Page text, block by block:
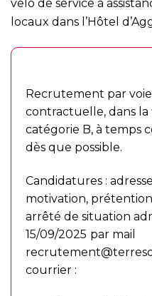
vélo de service à
locaux dans l’Hôtel
Recrutement par
contractuelle, dans
catégorie B, à temps
dès que possible.
Candidatures :
motivation,
arrêté de situation
15/09/2025 par mail
courrier :